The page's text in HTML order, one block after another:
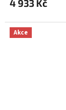
4 933 Kč
Akce